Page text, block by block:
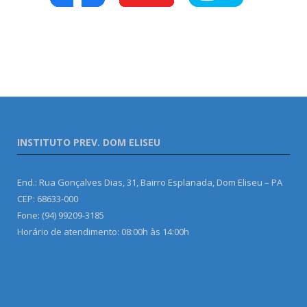
INSTITUTO PREV. DOM ELISEU
End.: Rua Gonçalves Dias, 31, Bairro Esplanada, Dom Eliseu – PA
CEP: 68633-000
Fone: (94) 99209-3185
Horário de atendimento: 08:00h às 14:00h